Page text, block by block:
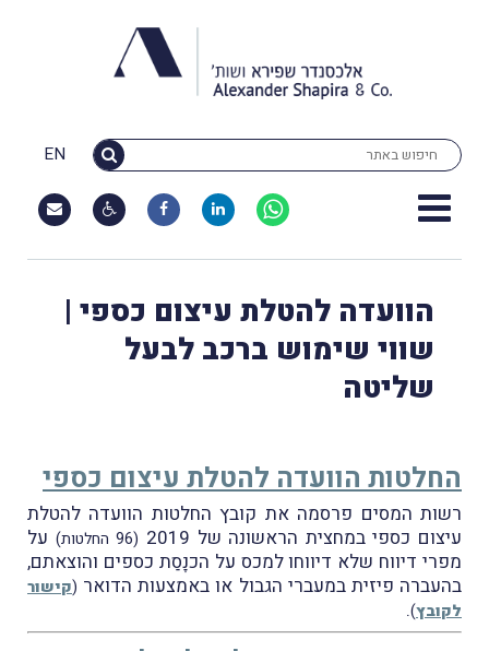
EN
הוועדה להטלת עיצום כספי |
שווי שימוש ברכב לבעל
שליטה
החלטות הוועדה להטלת עיצום כספי
רשות המסים פרסמה את קובץ החלטות הוועדה להטלת
עיצום כספי במחצית הראשונה של 2019
(96 החלטות)
על
מפרי דיווח שלא דיווחו למכס על הכנָסַת כספים והוצאתם,
בהעברה פיזית במעברי הגבול או באמצעות הדואר (קישור
לקובץ)
.